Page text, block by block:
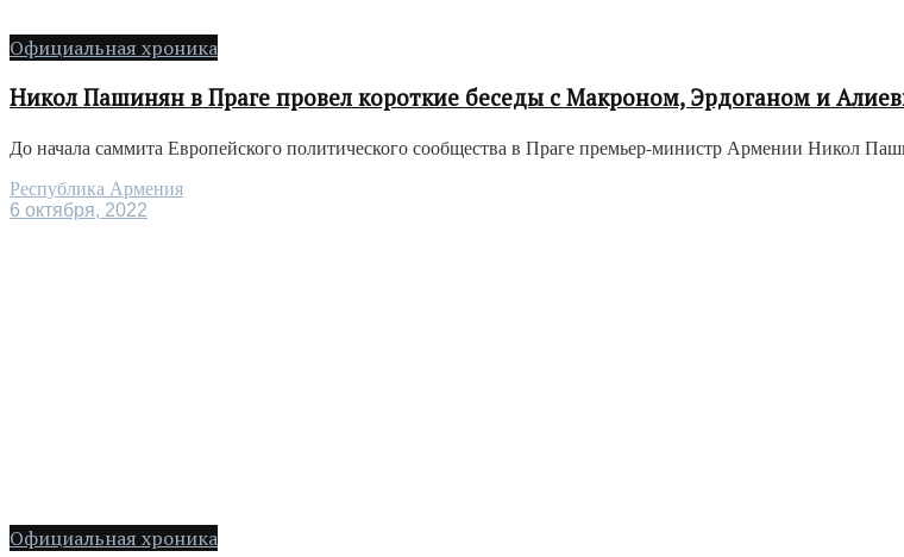
Официальная хроника
Никол Пашинян в Праге провел короткие беседы с Макроном, Эрдоганом и
До начала саммита Европейского политического сообщества в Праге премьер-министр Армении Никол
Республика Армения
6 октября, 2022
Официальная хроника